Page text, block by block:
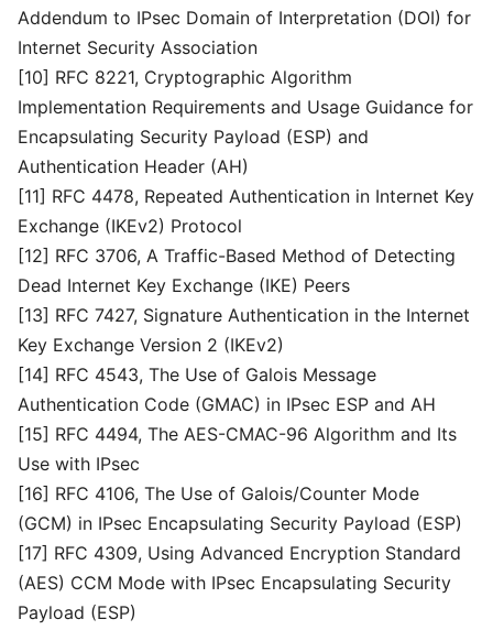
Addendum to IPsec Domain of Interpretation (DOI) for
Internet Security Association
[10] RFC 8221, Cryptographic Algorithm
Implementation Requirements and Usage Guidance for
Encapsulating Security Payload (ESP) and
Authentication Header (AH)
[11] RFC 4478, Repeated Authentication in Internet Key
Exchange (IKEv2) Protocol
[12] RFC 3706, A Traffic-Based Method of Detecting
Dead Internet Key Exchange (IKE) Peers
[13] RFC 7427, Signature Authentication in the Internet
Key Exchange Version 2 (IKEv2)
[14] RFC 4543, The Use of Galois Message
Authentication Code (GMAC) in IPsec ESP and AH
[15] RFC 4494, The AES-CMAC-96 Algorithm and Its
Use with IPsec
[16] RFC 4106, The Use of Galois/Counter Mode
(GCM) in IPsec Encapsulating Security Payload (ESP)
[17] RFC 4309, Using Advanced Encryption Standard
(AES) CCM Mode with IPsec Encapsulating Security
Payload (ESP)